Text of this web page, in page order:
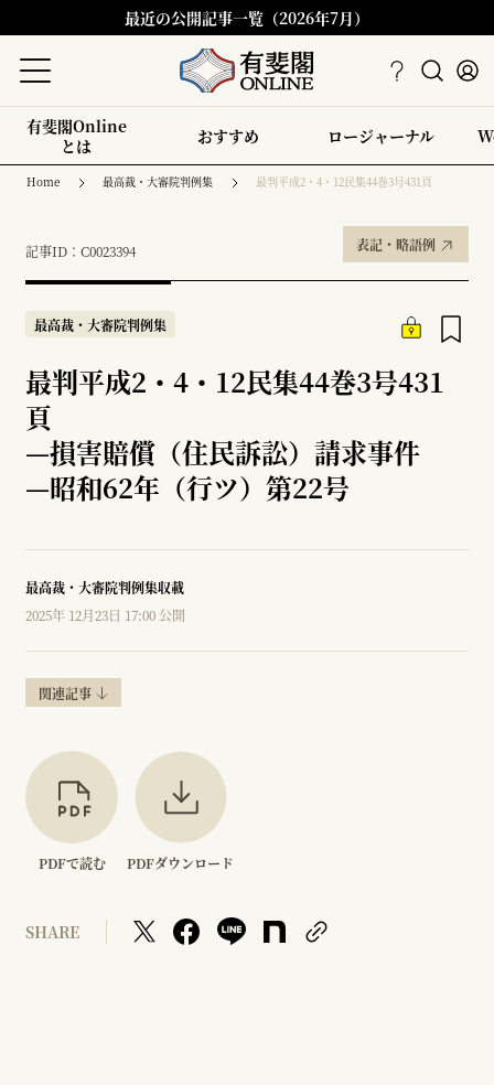
最近の公開記事一覧（2026年7月）
有斐閣Online
とは
おすすめ ロージャーナル
Home 最高裁・大審院判例集 最判平成2・4・12民集44巻3号431頁
記事ID：C0023394 表記・略語例
最高裁・大審院判例集
最判平成2・4・12民集44巻3号431
頁
—損害賠償（住民訴訟）請求事件
—昭和62年（行ツ）第22号
最高裁・大審院判例集収載
2025年 12月23日 17:00 公開
関連記事
PDFで読む PDFダウンロード
SHARE